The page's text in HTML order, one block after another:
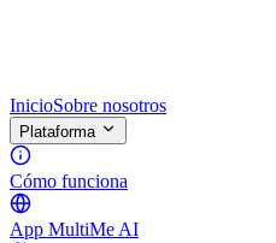
InicioSobre nosotros
Plataforma
Cómo funciona
App MultiMe AI